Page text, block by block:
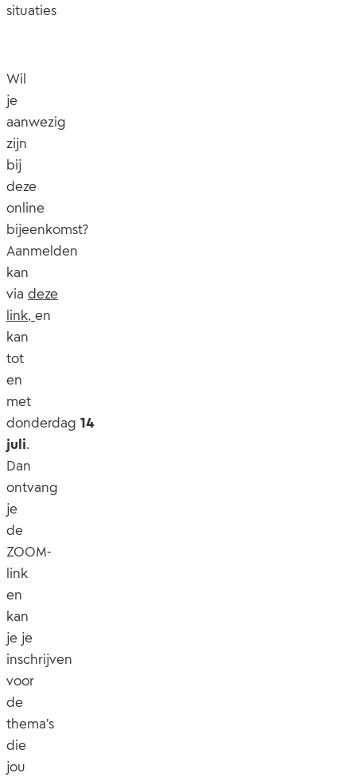
situaties
Wil
je
aanwezig
zijn
bij
deze
online
bijeenkomst?
Aanmelden
kan
via deze
link, en
kan
tot
en
met
donderdag 14
juli.
Dan
ontvang
je
de
ZOOM-
link
en
kan
je je
inschrijven
voor
de
thema’s
die
jou